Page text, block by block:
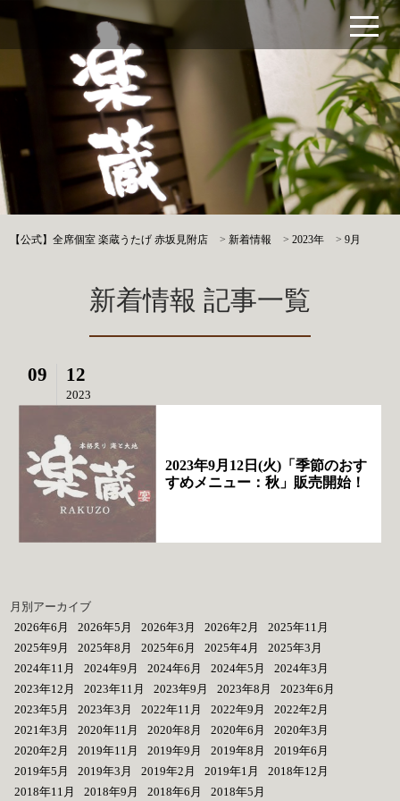
【公式】全席個室 楽蔵うたげ 赤坂見附店 >新着情報 >2023年 >9月
新着情報 記事一覧
09 12
2023
2023年9月12日(火)「季節のおす
すめメニュー：秋」販売開始！
月別アーカイブ
2026年6月
2026年5月 2026年3月 2026年2月
2025年11月
2025年9月
2025年8月 2025年6月 2025年4月
2025年3月
2024年11月
2024年9月 2024年6月 2024年5月
2024年3月
2023年12月
2023年11月 2023年9月 2023年8月
2023年6月
2023年5月
2023年3月 2022年11月 2022年9月
2022年2月
2021年3月
2020年11月 2020年8月 2020年6月
2020年3月
2020年2月
2019年11月 2019年9月 2019年8月
2019年6月
2019年5月
2019年3月 2019年2月 2019年1月
2018年12月
2018年11月
2018年9月 2018年6月 2018年5月